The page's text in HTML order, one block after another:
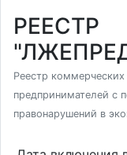
РЕЕСТР
Реестр
предпринимателей с
правонарушений в